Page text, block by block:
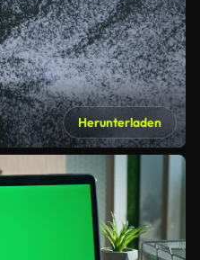
Herunterladen